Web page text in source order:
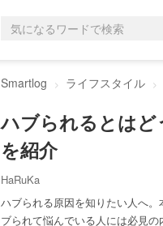
Smartlog ライフスタイル
ハブられるとはど
を紹介
HaRuKa
ハブられる原因を知りたい人へ
ブられて悩んでいる人には必見